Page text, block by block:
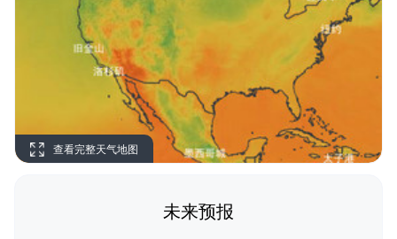
查看完整天气地图
未来预报